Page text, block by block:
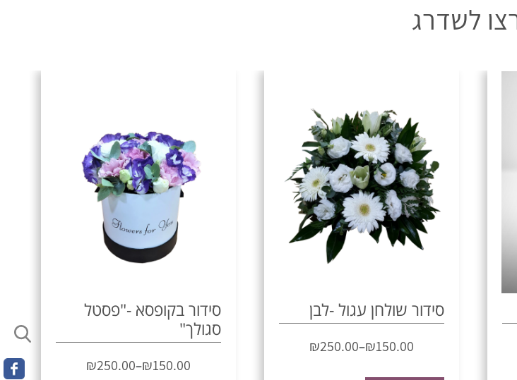
לשדרג
סידור שולחן עגול -לבן
₪150.00
–
₪250.00
סידור בקופסא -"פסטל
סגולך"
₪150.00
–
₪250.00